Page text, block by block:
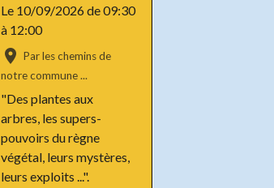
Le 10/09/2026de 09:30
à 12:00
Par les chemins de
notre commune ...
"Des plantes aux
arbres, les supers-
pouvoirs du règne
végétal, leurs mystères,
leurs exploits ...".